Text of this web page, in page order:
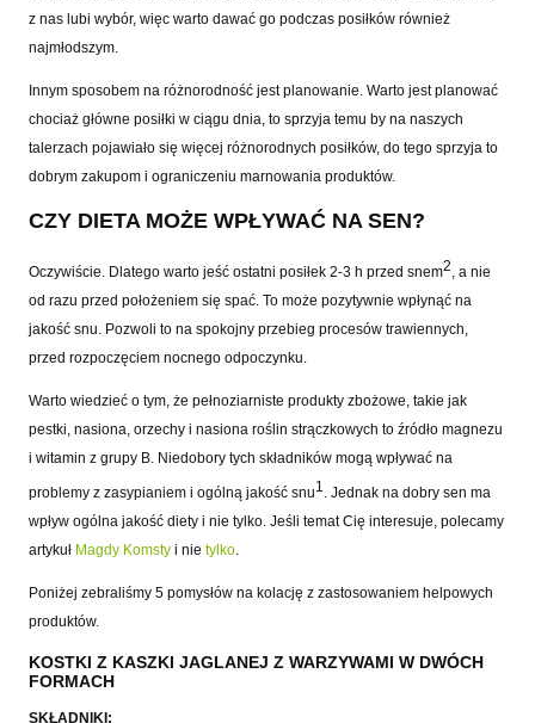
z nas lubi wybór, więc warto dawać go podczas posiłków również
najmłodszym.
Innym sposobem na różnorodność jest planowanie. Warto jest planować
chociaż główne posiłki w ciągu dnia, to sprzyja temu by na naszych
talerzach pojawiało się więcej różnorodnych posiłków, do tego sprzyja to
dobrym zakupom i ograniczeniu marnowania produktów.
CZY DIETA MOŻE WPŁYWAĆ NA SEN?
Oczywiście. Dlatego warto jeść ostatni posiłek 2-3 h przed snem2 , a nie
od razu przed położeniem się spać. To może pozytywnie wpłynąć na
jakość snu. Pozwoli to na spokojny przebieg procesów trawiennych,
przed rozpoczęciem nocnego odpoczynku.
Warto wiedzieć o tym, że pełnoziarniste produkty zbożowe, takie jak
pestki, nasiona, orzechy i nasiona roślin strączkowych to źródło magnezu
i witamin z grupy B. Niedobory tych składników mogą wpływać na
problemy z zasypianiem i ogólną jakość snu1
. Jednak na dobry sen ma
wpływ ogólna jakość diety i nie tylko. Jeśli temat Cię interesuje polecamy
artykuł Magdy Komsty i nie tylko
Poniżej zebraliśmy 5 pomysłów na kolację z zastosowaniem helpowych
produktów.
KOSTKI Z KASZKI JAGLANEJ Z WARZYWAMI W DWÓCH
FORMACH
SKŁADNIKI: